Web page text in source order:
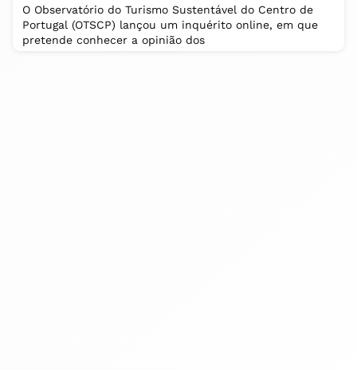
O Observatório do Turismo Sustentável do Centro de
Portugal (OTSCP) lançou um inquérito online, em que
pretende conhecer a opinião dos